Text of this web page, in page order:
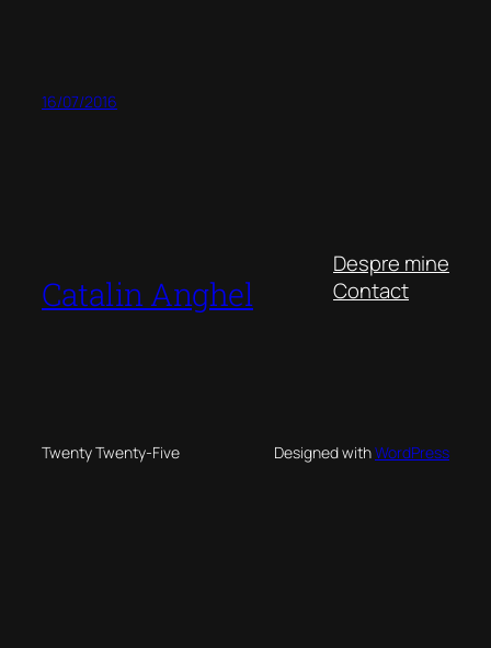
16/07/2016
Catalin Anghel
Despre mine
Contact
Twenty Twenty-Five Designed withWordPress